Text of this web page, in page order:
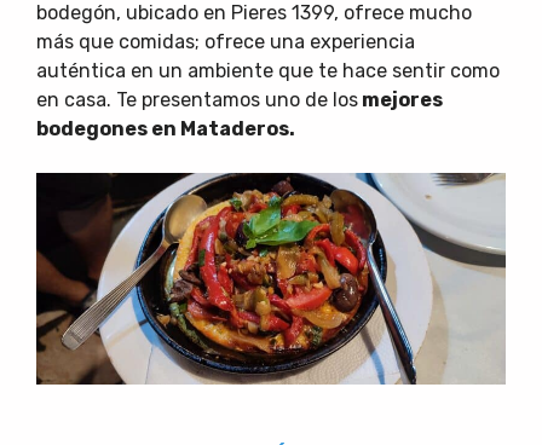
bodegón, ubicado en Pieres 1399, ofrece mucho
más que comidas; ofrece una experiencia
auténtica en un ambiente que te hace sentir como
en casa. Te presentamos uno de los mejores
bodegones en Mataderos.